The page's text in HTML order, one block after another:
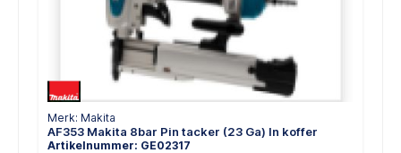
Merk: Makita
AF353 Makita 8bar Pin tacker (23 Ga) In koffer
Artikelnummer: GE02317